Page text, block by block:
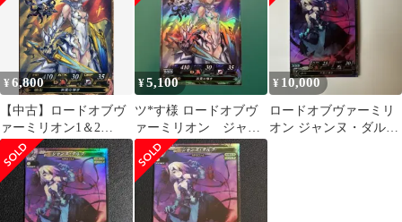
n5ksbvb
¥6,800
【中古】ロードオブヴ
ァーミリオン1＆2
SP079[SP]：ジャンヌ・
ダルク
¥5,100
ツ*す様 ロードオブヴ
ァーミリオン ジャン
ヌ・ダルク sp
¥ 10,000
ロードオブヴァーミリ
オン ジャンヌ・ダル